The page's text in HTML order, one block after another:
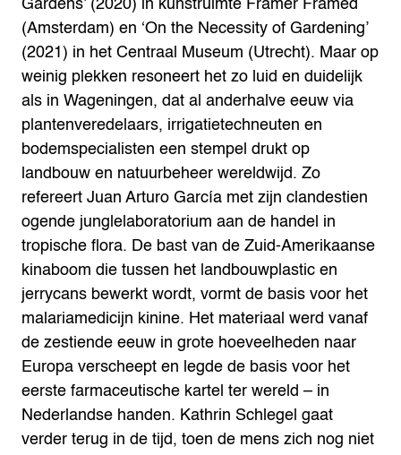
(Amsterdam) en ‘On the Necessity of Gardening’
(2021) in het Centraal Museum (Utrecht). Maar op
weinig plekken resoneert het zo luid en duidelijk
als in Wageningen, dat al anderhalve eeuw via
plantenveredelaars, irrigatietechneuten en
bodemspecialisten een stempel drukt op
landbouw en natuurbeheer wereldwijd. Zo
refereert Juan Arturo García met zijn clandestien
ogende junglelaboratorium aan de handel in
tropische flora. De bast van de Zuid-Amerikaanse
kinaboom die tussen het landbouwplastic en
jerrycans bewerkt wordt, vormt de basis voor het
malariamedicijn kinine. Het materiaal werd vanaf
de zestiende eeuw in grote hoeveelheden naar
Europa verscheept en legde de basis voor het
eerste farmaceutische kartel ter wereld – in
Nederlandse handen. Kathrin Schlegel gaat
verder terug in de tijd, toen de mens zich nog niet